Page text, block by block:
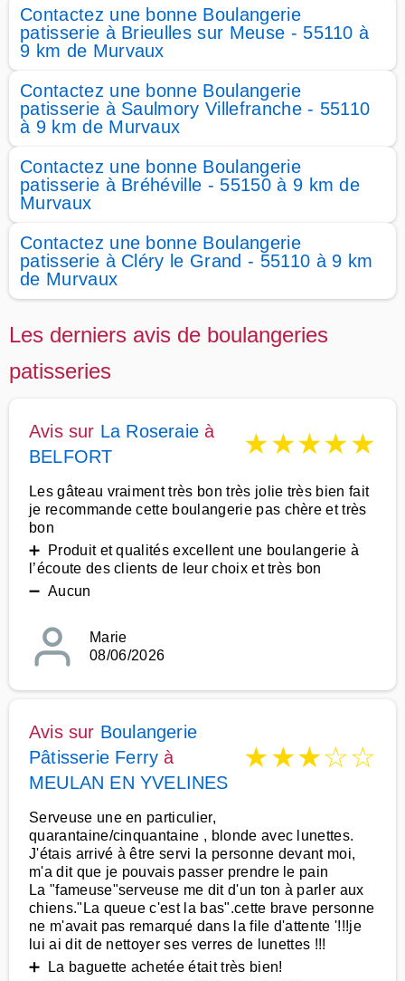
Contactez une bonne Boulangerie
patisserie à Brieulles sur Meuse - 55110 à
9 km de Murvaux
Contactez une bonne Boulangerie
patisserie à Saulmory Villefranche - 55110
à 9 km de Murvaux
Contactez une bonne Boulangerie
patisserie à Bréhéville - 55150 à 9 km de
Murvaux
Contactez une bonne Boulangerie
patisserie à Cléry le Grand - 55110 à 9 km
de Murvaux
Les derniers avis de boulangeries
patisseries
Avis sur La Roseraie à
BELFORT
★★★★★
Les gâteau vraiment très bon très jolie très bien fait
je recommande cette boulangerie pas chère et très
bon
➕ Produit et qualités excellent une boulangerie à
l’écoute des clients de leur choix et très bon
➖ Aucun
Marie
08/06/2026
Avis sur Boulangerie
Pâtisserie Ferry à
MEULAN EN YVELINES
★★★☆☆
Serveuse une en particulier,
quarantaine/cinquantaine , blonde avec lunettes.
J'étais arrivé à être servi la personne devant moi,
m'a dit que je pouvais passer prendre le pain
La "fameuse"serveuse me dit d'un ton à parler aux
chiens."La queue c'est la bas".cette brave personne
ne m'avait pas remarqué dans la file d'attente '!!!je
lui ai dit de nettoyer ses verres de lunettes !!!
➕ La baguette achetée était très bien!